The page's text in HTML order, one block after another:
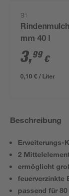
B1
mm 40 l
3,99 €
0,10 € / Liter
Beschreibung
Erweiterungs-
2
ermöglicht
feuerverzinkte
passend für